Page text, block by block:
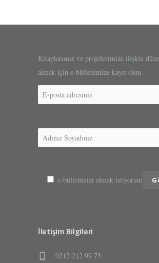
Kitaplarımız ve projelerimize ilişkin
almak için e-bültenimize kayıt olun.
e-bülteninizi almak istiyorum
İletişim Bilgileri
0212 212 99 73